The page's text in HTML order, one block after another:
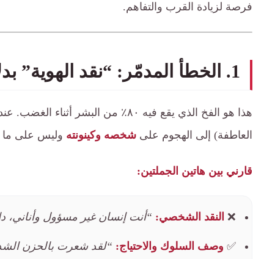
فرصة لزيادة القرب والتفاهم.
1. الخطأ المدمّر: “نقد الهوية” بدلاً من “وصف الفعل” 🗡️
هذا هو الفخ الذي يقع فيه ٨٠٪ من
العاطفة) إلى الهجوم على شخصه وكينونته وليس على ما
قارني بين هاتين الجملتين:
❌ النقد الشخصي: “أنت إنسان غير مسؤول وأناني،
✅ وصف السلوك والاحتياج: “لقد شعرت بالحزن